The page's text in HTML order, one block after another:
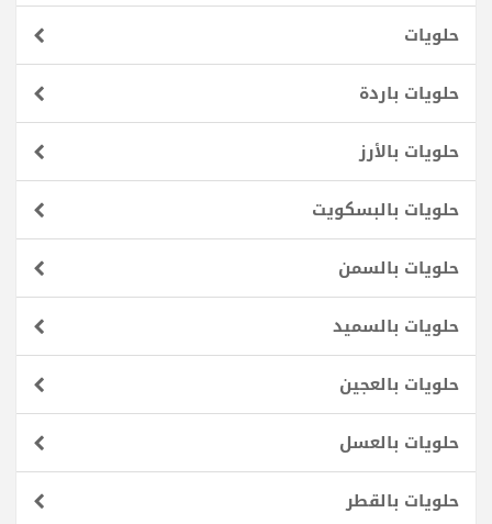
حلويات
حلويات باردة
حلويات بالأرز
حلويات بالبسكويت
حلويات بالسمن
حلويات بالسميد
حلويات بالعجين
حلويات بالعسل
حلويات بالقطر